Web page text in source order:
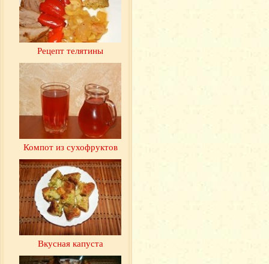
Рецепт телятины
Компот из сухофруктов
Вкусная капуста